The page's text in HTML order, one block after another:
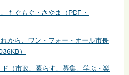
もぐもぐ・さやま（PDF・
から、ワン・フォー・オール市長
）
（市政、暮らす、募集、学ぶ・楽